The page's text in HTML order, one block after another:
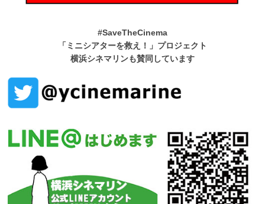
#SaveTheCinema
「ミニシアターを救え！」プロジェクト
横浜シネマリンも賛同しています